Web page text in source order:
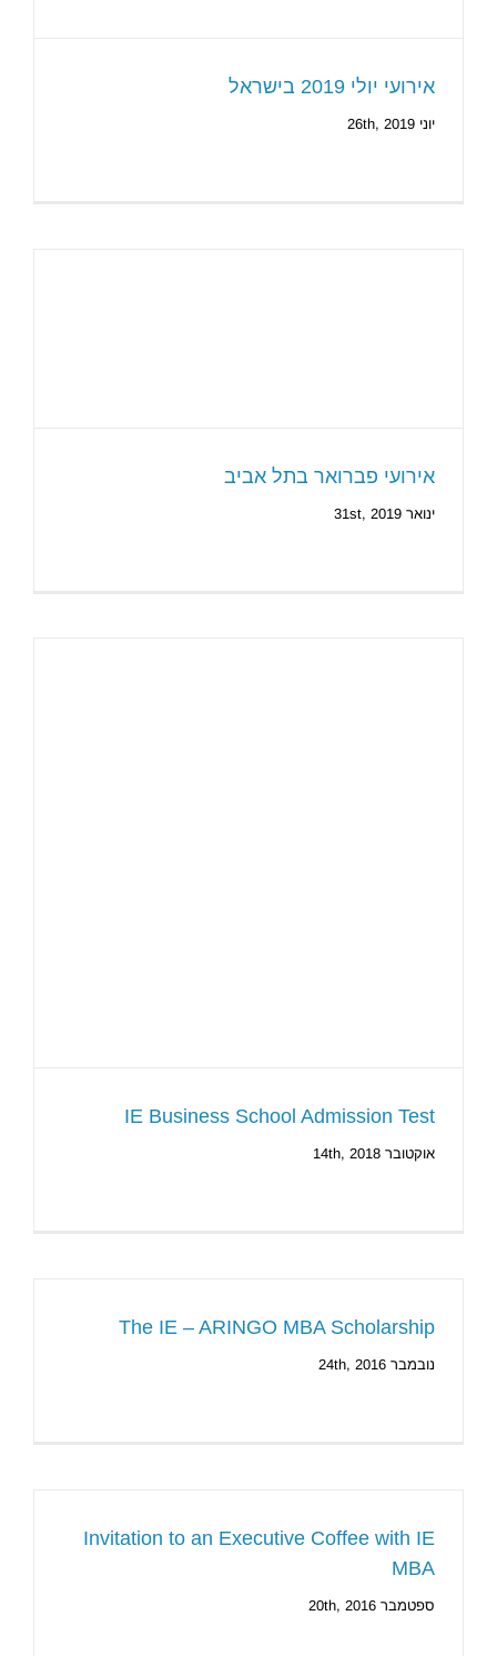
אירועי יולי 2019 בישראל
יוני 26th, 2019
אירועי פברואר בתל אביב
ינואר 31st, 2019
IE Business School Admission Test
אוקטובר 14th, 2018
The IE – ARINGO MBA Scholarship
נובמבר 24th, 2016
Invitation to an Executive Coffee with IE
MBA
ספטמבר 20th, 2016